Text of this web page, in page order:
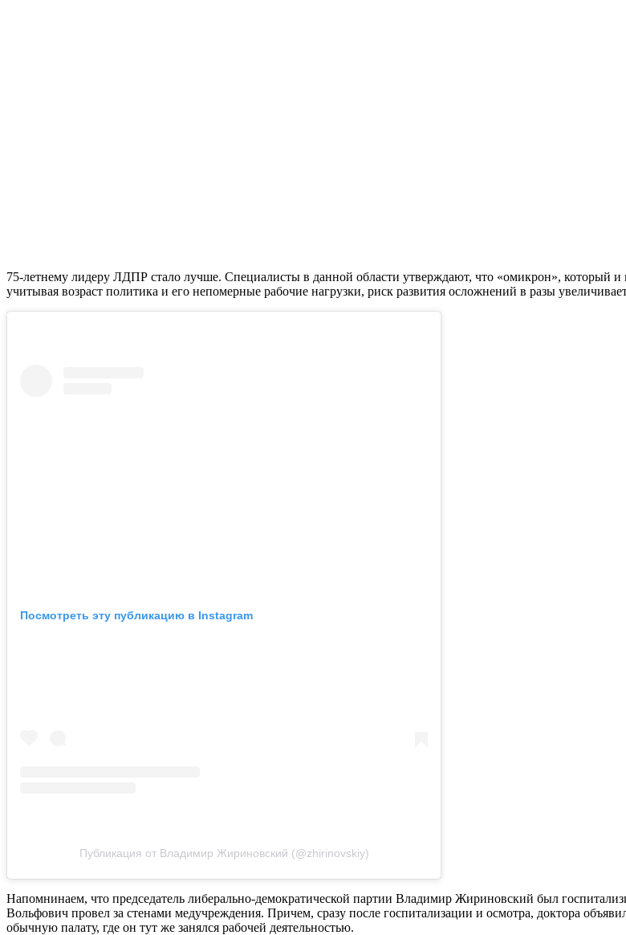
75-летнему лидеру ЛДПР стало лучше. Специалисты в данной области утверждают, что «омикрон», который
учитывая возраст политика и его непомерные рабочие нагрузки, риск развития осложнений в разы
Посмотреть эту публикацию в Instagram
Публикация от Владимир Жириновский (@zhirinovskiy)
Напомнинаем, что председатель либерально-демократической партии Владимир Жириновский был
Вольфович провел за стенами медучреждения. Причем, сразу после госпитализации и осмотра, доктора
обычную палату, где он тут же занялся рабочей деятельностью.